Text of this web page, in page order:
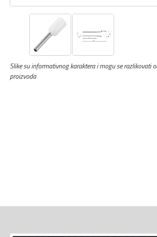
Slike su informativnog karaktera i mogu se razlikovati
proizvoda